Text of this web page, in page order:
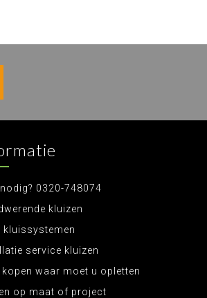
0320-748074
kluizen
kluissystemen
service kluizen
kopen waar moet u opletten
op maat of project